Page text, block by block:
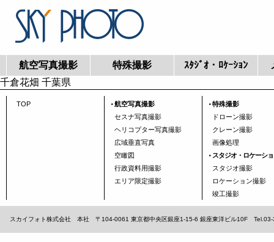
航空写真撮影 特殊撮影 ｽﾀｼﾞｵ・ﾛｹｰｼｮﾝ
千倉花畑 千葉県
TOP
航空写真撮影
セスナ写真撮影
ヘリコプター写真撮影
広域垂直写真
空瞰図
行政資料用撮影
エリア限定撮影
特殊撮影
ドローン撮影
クレーン撮影
画像処理
スタジオ・ロケーシ
スタジオ撮影
ロケーション撮影
竣工撮影
スカイフォト株式会社 本社 〒104-0061 東京都中央区銀座1-15-6 銀座東洋ビル10F